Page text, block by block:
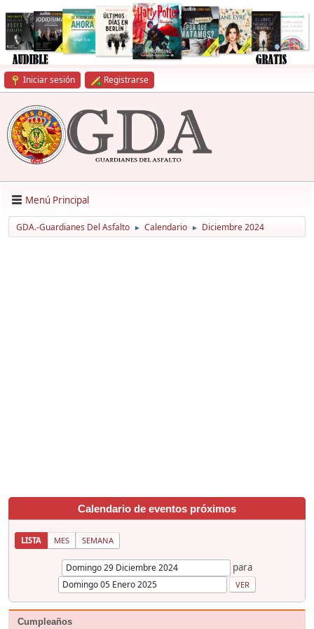
Iniciar sesión Registrarse
Menú Principal
GDA.-Guardianes Del Asfalto ► Calendario ► Diciembre 2024
Calendario de eventos próximos
LISTA MES SEMANA
para
Cumpleaños